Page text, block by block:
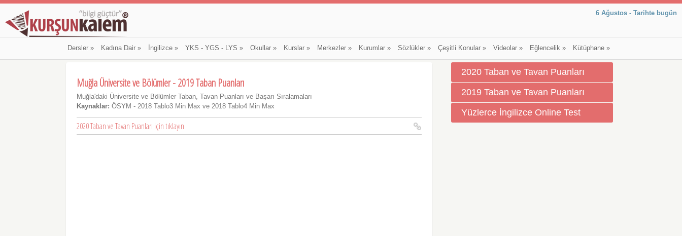
6 Ağustos - Tarihte bugün
Dersler» Kadına Dair» İngilizce» YKS - YGS - LYS » Okullar» Kurslar» Merkezler» Kurumlar» Sözlükler» Çeşitli Konular» Videolar» Eğlencelik» Kütüphane»
Muğla Üniversite ve Bölümler - 2019 Taban Puanları
Muğla'daki Üniversite ve Bölümler Taban, Tavan Puanları ve Başarı Sıralamaları
Kaynaklar:ÖSYM - 2018 Tablo3 Min Max ve 2018 Tablo4 Min Max
2020 Taban ve Tavan Puanları için tıklayın
2020 Taban ve Tavan Puanları
2019 Taban ve Tavan Puanları
Yüzlerce İngilizce Online Test